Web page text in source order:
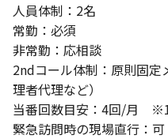
人員体制：2名
常勤：必須
非常勤：応相談
2ndコール体制：原則固定
理者代理など）
当番回数目安：4回/月
緊急訪問時の現場直行：可